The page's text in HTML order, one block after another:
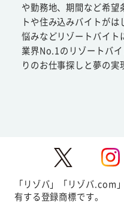
や勤務地、期間など希望
トや住み込みバイトが
悩みなどリゾートバイト
業界No.1のリゾートバ
りのお仕事探しと夢の実
「リゾバ」「リゾバ.com
有する登録商標です。